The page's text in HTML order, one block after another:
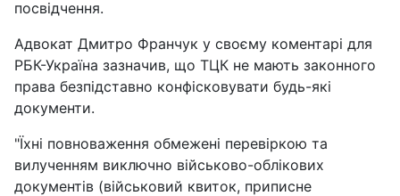
посвідчення.
Адвокат Дмитро Франчук у своєму коментарі для
РБК-Україна зазначив, що ТЦК не мають законного
права безпідставно конфісковувати будь-які
документи.
"Їхні повноваження обмежені перевіркою та
вилученням виключно військово-облікових
документів (військовий квиток, приписне